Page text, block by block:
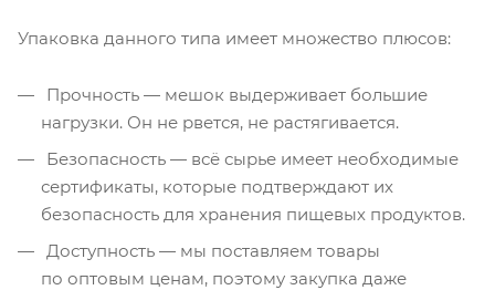
Упаковка данного типа имеет множество плюсов:
Прочность — мешок выдерживает большие
нагрузки. Он не рвется, не растягивается.
Безопасность — всё сырье имеет необходимые
сертификаты, которые подтверждают их
безопасность для хранения пищевых продуктов.
Доступность — мы поставляем товары
по оптовым ценам, поэтому закупка даже